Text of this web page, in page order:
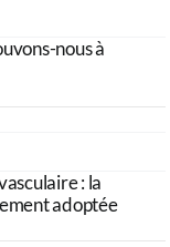
nous à
: la
adoptée